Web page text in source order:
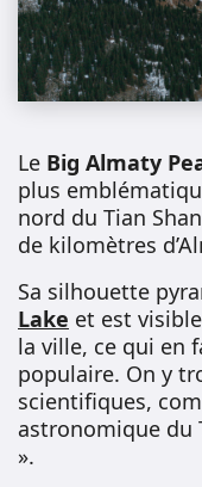
Le Big Almaty
plus
nord du Tian
de kilomètres
Sa silhouette
Lake et est
la ville, ce qui en
populaire. On y
scientifiques,
astronomique du
».